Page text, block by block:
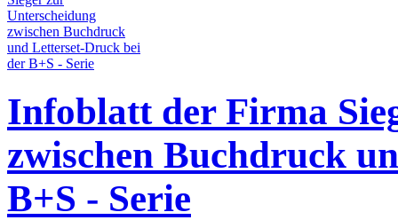
Infoblatt der Firma
zwischen Buchdruck
B+S - Serie